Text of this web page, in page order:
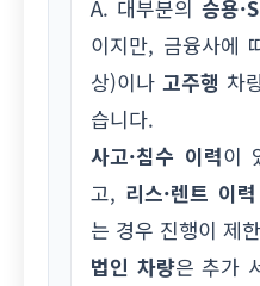
A. 대부분의 승용
이지만, 금융사에
상)이나고주행 차
습니다.
사고·침수 이력이
고, 리스·렌트 이력
는 경우 진행이 제
법인 차량은 추가